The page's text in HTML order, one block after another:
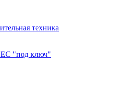
техника
ЕС "под ключ"